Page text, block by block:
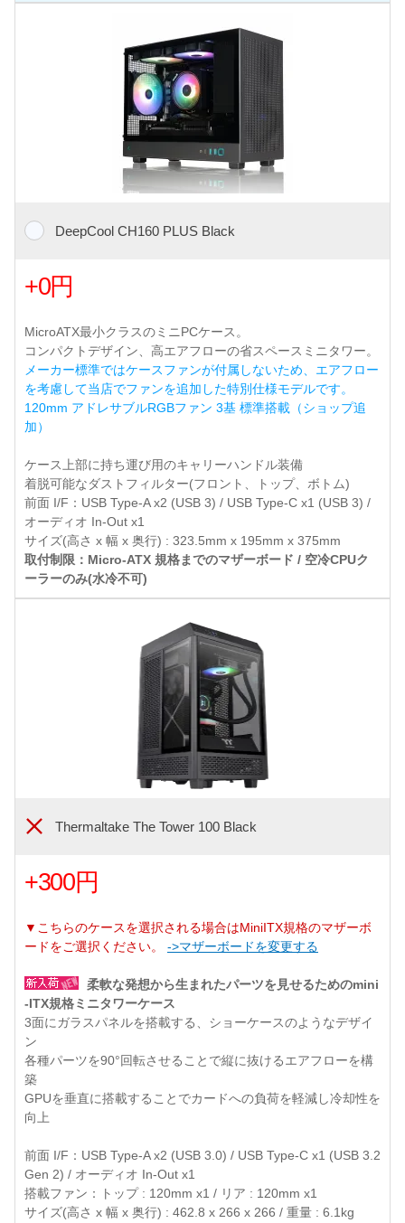
DeepCool CH160 PLUS Black
+0円
MicroATX最小クラスのミニPCケース。
コンパクトデザイン、高エアフローの省スペースミニタワー。
メーカー標準ではケースファンが付属しないため、エアフロー
を考慮して当店でファンを追加した特別仕様モデルです。
120mm アドレサブルRGBファン 3基 標準搭載（ショップ追
加）
ケース上部に持ち運び用のキャリーハンドル装備
着脱可能なダストフィルター(フロント、トップ、ボトム)
前面 I/F：USB Type-A x2 (USB 3) / USB Type-C x1 (USB 3) /
オーディオ In-Out x1
サイズ(高さ x 幅 x 奥行) : 323.5mm x 195mm x 375mm
取付制限：Micro-ATX 規格までのマザーボード / 空冷CPUク
ーラーのみ(水冷不可)
Thermaltake The Tower 100 Black
+300円
▼こちらのケースを選択される場合はMiniITX規格のマザーボ
ードをご選択ください。 ->マザーボードを変更する
柔軟な発想から生まれたパーツを見せるためのmini
-ITX規格ミニタワーケース
3面にガラスパネルを搭載する、ショーケースのようなデザイ
ン
各種パーツを90°回転させることで縦に抜けるエアフローを構
築
GPUを垂直に搭載することでカードへの負荷を軽減し冷却性を
向上
前面 I/F：USB Type-A x2 (USB 3.0) / USB Type-C x1 (USB 3.2
Gen 2) / オーディオ In-Out x1
搭載ファン：トップ : 120mm x1 / リア : 120mm x1
サイズ(高さ x 幅 x 奥行) : 462.8 x 266 x 266 / 重量 : 6.1kg